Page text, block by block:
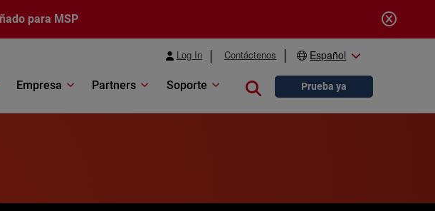
para MSP
Log In Contáctenos Español
Empresa Partners Soporte Close searchPrueba ya